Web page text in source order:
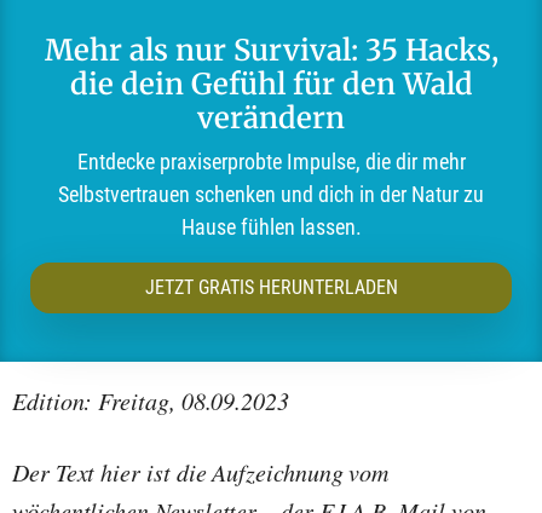
Mehr als nur Survival: 35 Hacks,
die dein Gefühl für den Wald
verändern
Entdecke praxiserprobte Impulse, die dir mehr
Selbstvertrauen schenken und dich in der Natur zu
Hause fühlen lassen.
JETZT GRATIS HERUNTERLADEN
Edition: Freitag, 08.09.2023
Der Text hier ist die Aufzeichnung vom